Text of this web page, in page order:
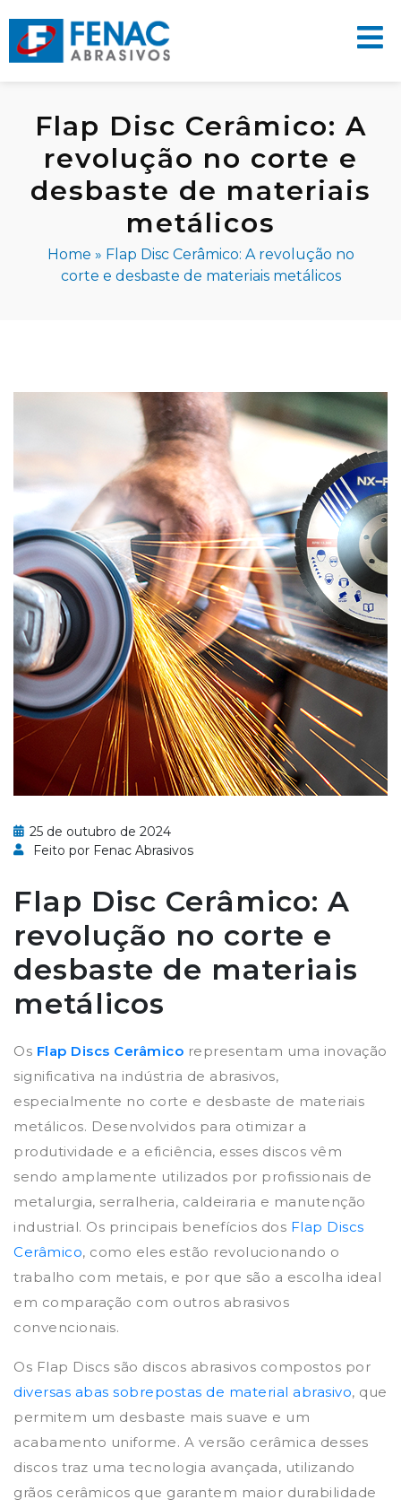
Flap Disc Cerâmico: A
revolução no corte e
desbaste de materiais
metálicos
Home » Flap Disc Cerâmico: A revolução no
corte e desbaste de materiais metálicos
25 de outubro de 2024
Feito por Fenac Abrasivos
Flap Disc Cerâmico: A
revolução no corte e
desbaste de materiais
metálicos
Os Flap Discs Cerâmico representam uma inovação
significativa na indústria de abrasivos,
especialmente no corte e desbaste de materiais
metálicos. Desenvolvidos para otimizar a
produtividade e a eficiência, esses discos vêm
sendo amplamente utilizados por profissionais de
metalurgia, serralheria, caldeiraria e manutenção
industrial. Os principais benefícios dos Flap Discs
Cerâmico, como eles estão revolucionando o
trabalho com metais, e por que são a escolha ideal
em comparação com outros abrasivos
convencionais.
Os Flap Discs são discos abrasivos compostos por
diversas abas sobrepostas de material abrasivo, que
permitem um desbaste mais suave e um
acabamento uniforme. A versão cerâmica desses
discos traz uma tecnologia avançada, utilizando
grãos cerâmicos que garantem maior durabilidade